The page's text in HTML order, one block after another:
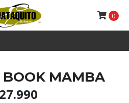
0
BOOK MAMBA